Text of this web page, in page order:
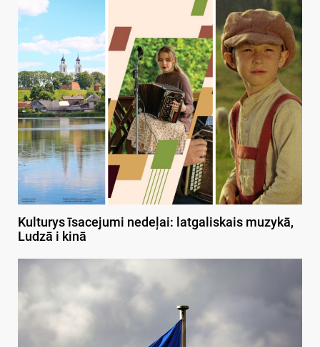
Kulturys īsacejumi nedeļai: latgaliskais muzykā,
Ludzā i kinā